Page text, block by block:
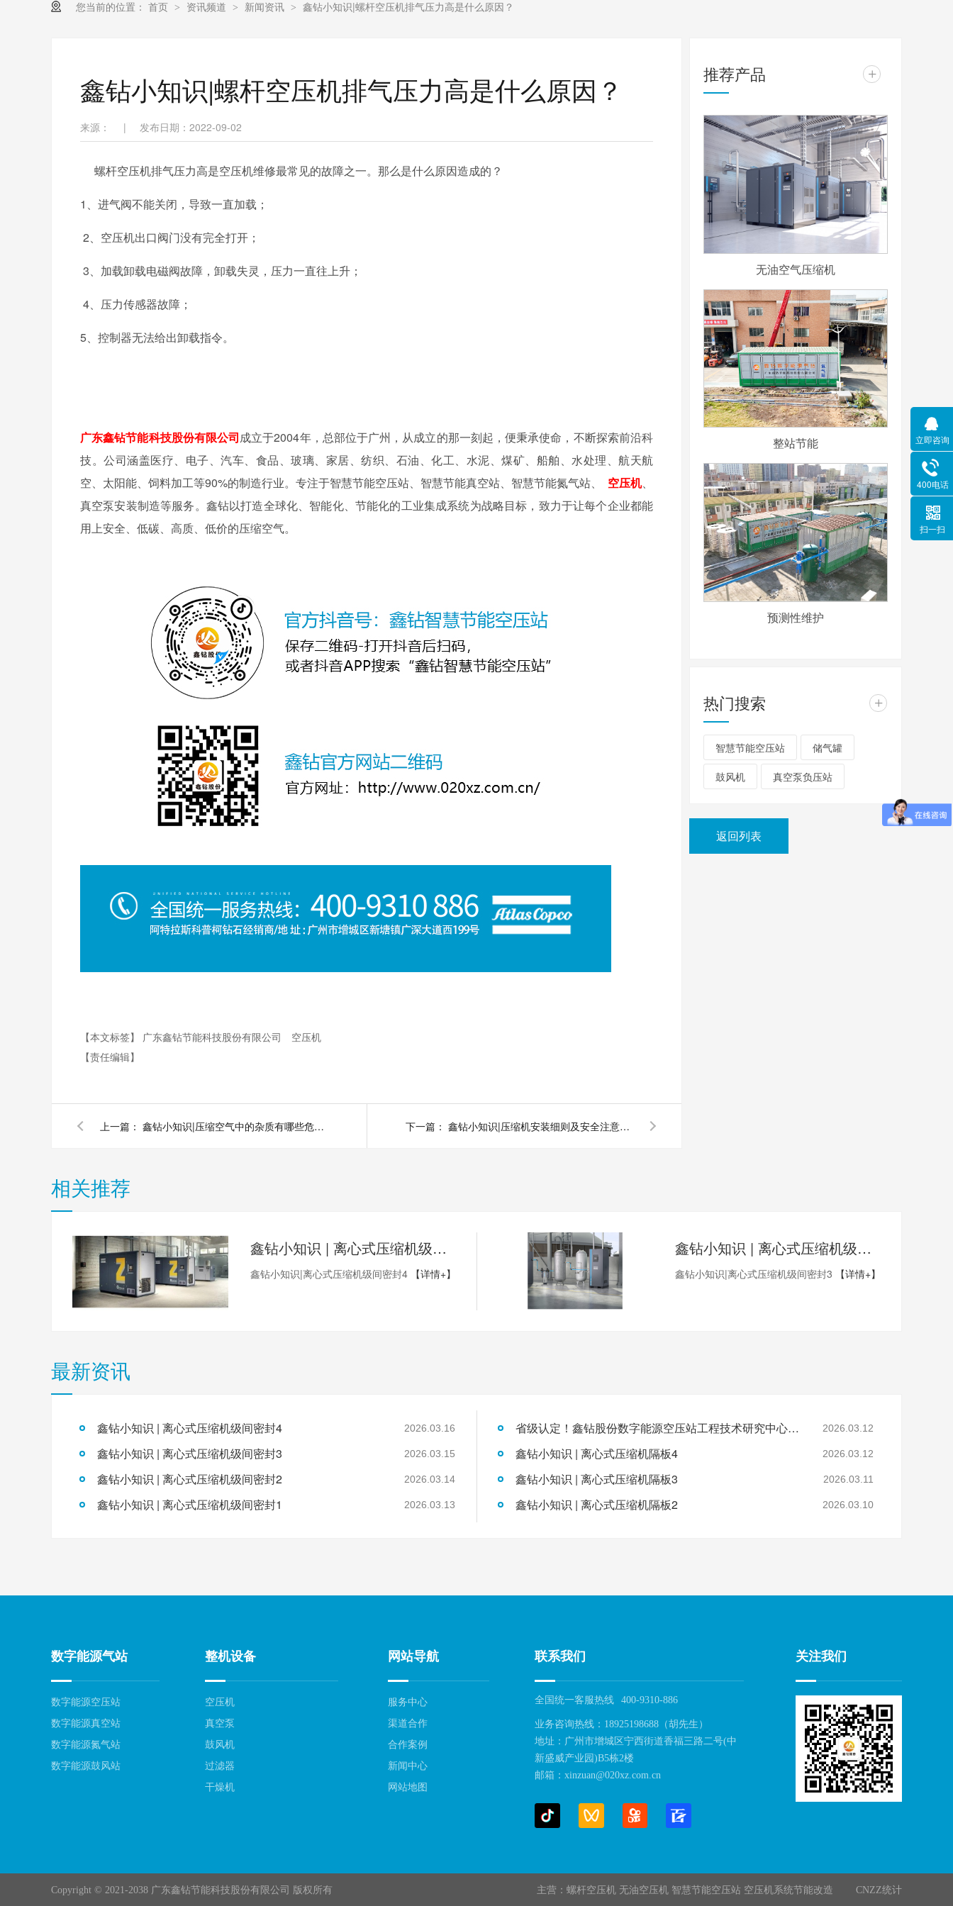
您当前的位置： 首页 > 资讯频道 > 新闻资讯 > 鑫钻小知识|螺杆空压机排气压力高是什么原因？
鑫钻小知识|螺杆空压机排气压力高是什么原因？
来源： | 发布日期：2022-09-02
螺杆空压机排气压力高是空压机维修最常见的故障之一。那么是什么原因造成的？
1 、 进气阀不能关闭，导致一直加载；
2、 空压机出口阀门没有完全打开；
3、 加载卸载电磁阀故障，卸载失灵，压力一直往上升 ；
4、 压力传感器故障 ；
5、控制器无法给出卸载指令。
广东鑫钻节能科技股份有限公司成立于2004年，总部位于广州，从成立的那一刻起，便秉承使命，不断探索前沿科
技。公司涵盖医疗、电子、汽车、食品、玻璃、家居、纺织、石油、化工、水泥、煤矿、船舶、水处理、航天航
空、太阳能、饲料加工等90%的制造行业。专注于智慧节能空压站、智慧节能真空站、智慧节能氮气站、 空压机、
真空泵安装制造等服务。鑫钻以打造全球化、智能化、节能化的工业集成系统为战略目标，致力于让每个企业都能
用上安全、低碳、高质、低价的压缩空气。
【本文标签】 广东鑫钻节能科技股份有限公司
空压机
【责任编辑】
上一篇： 鑫钻小知识|压缩空气中的杂质有哪些危害? 下一篇： 鑫钻小知识|压缩机安装细则及安全注意事项之维护维修
推荐产品 +
无油空气压缩机
整站节能
预测性维护
热门搜索 +
智慧节能空压站 储气罐
鼓风机 真空泵负压站
返回列表
相关推荐
鑫钻小知识 | 离心式压缩机级间密封4
鑫钻小知识|离心式压缩机级间密封4 【详情+】
鑫钻小知识 | 离心式压缩机级间密封3
鑫钻小知识|离心式压缩机级间密封3 【详情+】
最新资讯
鑫钻小知识 | 离心式压缩机级间密封4 2026.03.16
鑫钻小知识 | 离心式压缩机级间密封3 2026.03.15
鑫钻小知识 | 离心式压缩机级间密封2 2026.03.14
鑫钻小知识 | 离心式压缩机级间密封1 2026.03.13
省级认定！鑫钻股份数字能源空压站工程技术研究中心正式获批 2026.03.12
鑫钻小知识 | 离心式压缩机隔板4 2026.03.12
鑫钻小知识 | 离心式压缩机隔板3 2026.03.11
鑫钻小知识 | 离心式压缩机隔板2 2026.03.10
数字能源气站
数字能源空压站
数字能源真空站
数字能源氮气站
数字能源鼓风站
整机设备
空压机
真空泵
鼓风机
过滤器
干燥机
网站导航
服务中心
渠道合作
合作案例
新闻中心
网站地图
联系我们
全国统一客服热线 400-9310-886
业务咨询热线：18925198688（胡先生）
地址：广州市增城区宁西街道香福三路二号(中
新盛威产业园)B5栋2楼
邮箱：xinzuan@020xz.com.cn
关注我们
主营：螺杆空压机 无油空压机 智慧节能空压站 空压机系统节能改造 CNZZ统计
Copyright © 2021-2038 广东鑫钻节能科技股份有限公司 版权所有
立即咨询
400电话
扫一扫